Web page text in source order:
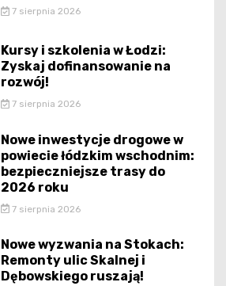
7 sierpnia 2026
Kursy i szkolenia w Łodzi:
Zyskaj dofinansowanie na
rozwój!
7 sierpnia 2026
Nowe inwestycje drogowe w
powiecie łódzkim wschodnim:
bezpieczniejsze trasy do
2026 roku
7 sierpnia 2026
Nowe wyzwania na Stokach:
Remonty ulic Skalnej i
Dębowskiego ruszają!